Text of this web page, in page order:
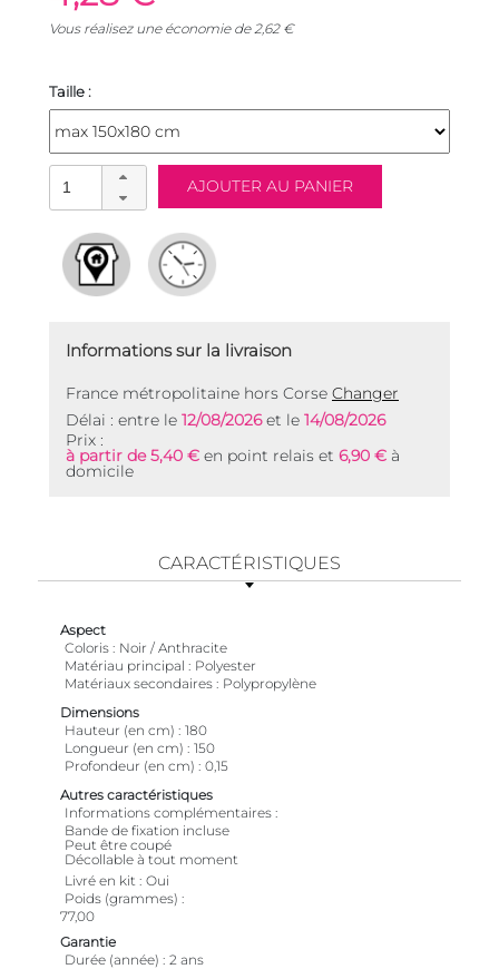
Vous réalisez une économie de2,62€
Taille :
Informations sur la livraison
France métropolitaine hors Corse Changer
Délai : entre le 12/08/2026et le 14/08/2026
Prix :
à partir de 5,40 € en point relais et 6,90 € à
domicile
CARACTÉRISTIQUES
Aspect
Coloris
Noir / Anthracite
Matériau principal
Polyester
Matériaux secondaires
Polypropylène
Dimensions
Hauteur (en cm)
180
Longueur (en cm)
150
Profondeur (en cm)
0,15
Autres caractéristiques
Informations complémentaires
Bande de fixation incluse
Peut être coupé
Décollable à tout moment
Livré en kit Oui
Poids (grammes)
77,00
Garantie
Durée (année)
2 ans